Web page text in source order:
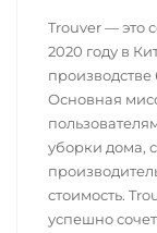
Trouver — это
2020 году в
Основная
уборки дома,
стоимость.
успешно